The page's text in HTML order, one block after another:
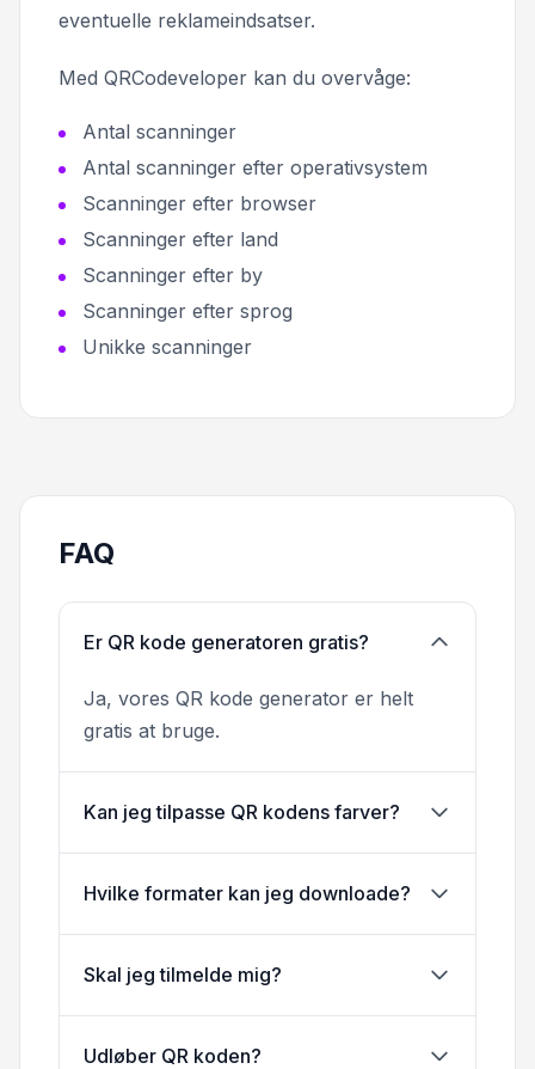
eventuelle reklameindsatser.
Med QRCodeveloper kan du overvåge:
Antal scanninger
Antal scanninger efter operativsystem
Scanninger efter browser
Scanninger efter land
Scanninger efter by
Scanninger efter sprog
Unikke scanninger
FAQ
Er QR kode generatoren gratis?
Ja, vores QR kode generator er helt
gratis at bruge.
Kan jeg tilpasse QR kodens farver?
Hvilke formater kan jeg downloade?
Skal jeg tilmelde mig?
Udløber QR koden?